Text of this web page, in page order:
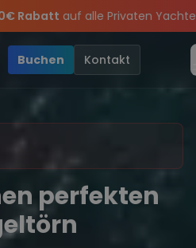
und Deine sailwithus-
Tippsund exklusive Angebote
war legendär – wir feiern die
Buchen
Kontakt
perfekten